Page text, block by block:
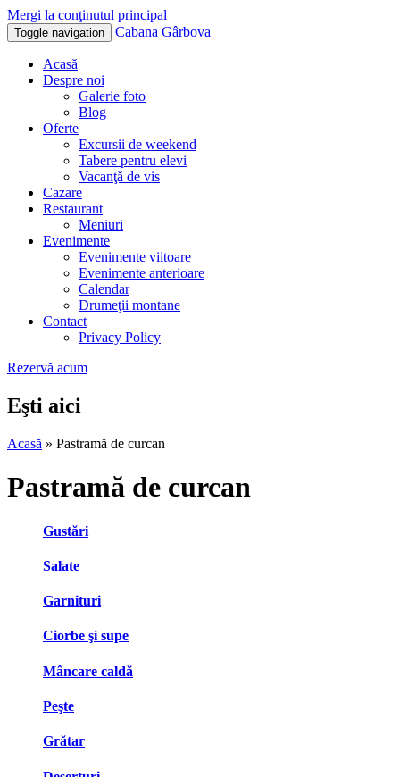
Mergi la conţinutul principal
Toggle navigation Cabana Gârbova
Acasă
Despre noi
Galerie foto
Blog
Oferte
Excursii de weekend
Tabere pentru elevi
Vacanţă de vis
Cazare
Restaurant
Meniuri
Evenimente
Evenimente viitoare
Evenimente anterioare
Calendar
Drumeţii montane
Contact
Privacy Policy
Rezervă acum
Eşti aici
Acasă » Pastramă de curcan
Pastramă de curcan
Gustări
Salate
Garnituri
Ciorbe şi supe
Mâncare caldă
Peşte
Grătar